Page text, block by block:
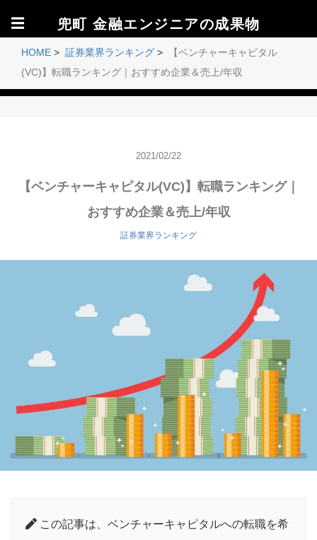
☰ 兜町 金融エンジニアの成果物
HOME > 証券業界ランキング >
【ベンチャーキャピタル
(VC)】転職ランキング｜おすすめ企業＆売上/年収
2021/02/22
【ベンチャーキャピタル(VC)】転職ランキング｜
おすすめ企業＆売上/年収
証券業界ランキング
この記事は、ベンチャーキャピタルへの転職を希